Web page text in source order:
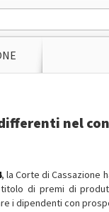
nel
, la Corte di Cassazione
di premi di
i dipendenti con